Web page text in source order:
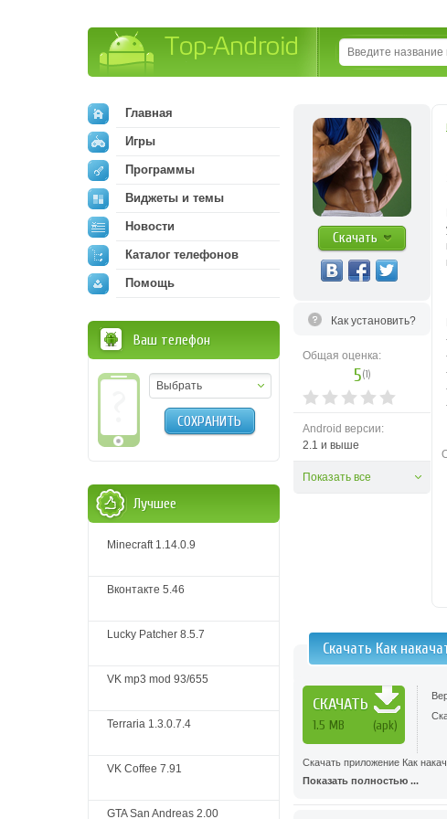
Скачать
Как установить?
Общая оценка:
5(1)
Android версии:
2.1 и выше
Показать все
Скачать Как
СКАЧАТЬ
1.5 MB (apk)
Скачать приложение Как
Показать полностью ...
Главная
Игры
Программы
Виджеты и темы
Новости
Каталог телефонов
Помощь
Ваш телефон
Выбрать
СОХРАНИТЬ
Лучшее
Minecraft 1.14.0.9
Вконтакте 5.46
Lucky Patcher 8.5.7
VK mp3 mod 93/655
Terraria 1.3.0.7.4
VK Coffee 7.91
GTA San Andreas 2.00